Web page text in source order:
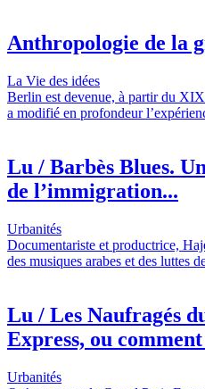
Anthropologie de la
La Vie des idées
Berlin est devenue, à partir du
a modifié en profondeur
Lu / Barbès Blues.
de l’immigration...
Urbanités
Documentariste et productrice,
des musiques arabes et des luttes
Lu / Les Naufragés
Express, ou comment
Urbanités